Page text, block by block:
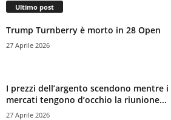
Ultimo post
Trump Turnberry è morto in 28 Open
27 Aprile 2026
I prezzi dell’argento scendono mentre i
mercati tengono d’occhio la riunione...
27 Aprile 2026